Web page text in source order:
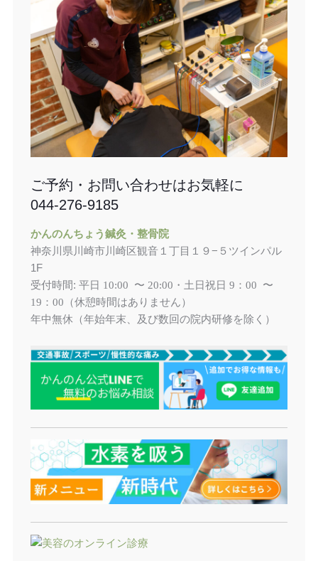
ご予約・お問い合わせはお気軽に
044-276-9185
かんのんちょう鍼灸・整骨院
神奈川県川崎市川崎区観音１丁目１９−５ツインパル
1F
受付時間: 平日 10:00 〜 20:00・ 土日祝日 9：00 〜
19：00 （休憩時間はありません）
年中無休（年始年末、及び数回の院内研修を除く）